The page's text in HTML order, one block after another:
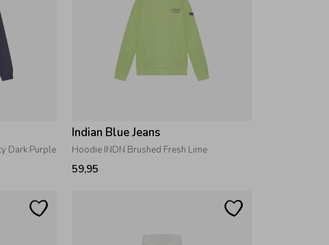
Dark Purple
Indian Blue Jeans
Hoodie INDN Brushed Fresh Lime
59,95